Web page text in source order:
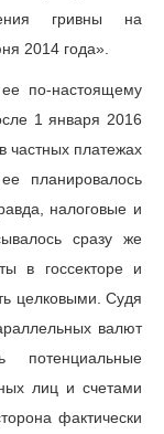
гривны на
2014 года».
по-настоящему
1 января 2016
частных платежах
планировалось
налоговые и
сразу же
в госсекторе и
целковыми. Судя
валют
потенциальные
лиц и счетами
фактически